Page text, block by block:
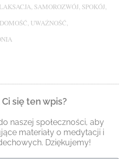
, SAMOROZWÓJ, SPOKÓJ,
, UWAŻNOŚĆ,
Ci się ten wpis?
naszej społeczności, aby
materiały o medytacji i
Dziękujemy!